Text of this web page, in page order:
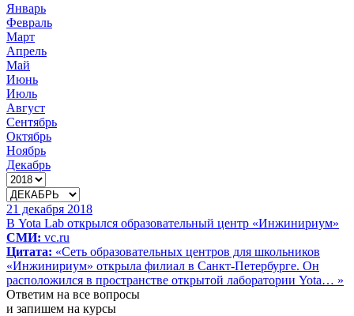
Январь
Февраль
Март
Апрель
Май
Июнь
Июль
Август
Сентябрь
Октябрь
Ноябрь
Декабрь
21 декабря 2018
В Yota Lab открылся образовательный центр «Инжинириум»
СМИ: vc.ru
Цитата: «Сеть образовательных центров для школьников
«Инжинириум» открыла филиал в Санкт-Петербурге. Он
расположился в пространстве открытой лаборатории Yota… »
Ответим на все вопросы
и запишем на курсы